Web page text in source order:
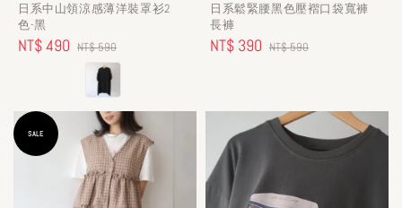
日系中山領涼感薄洋裝罩衫2
色-黑
Sale
NT$ 490 Regular
price
NT$ 590
日系鬆緊腰黑色壓褶口袋寬褲
長褲
Sale
NT$ 390 Regular
NT$ 590
SALE